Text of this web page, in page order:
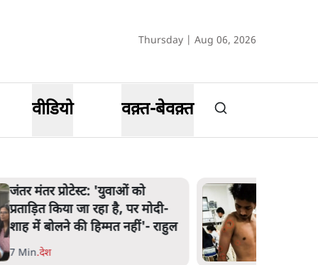
Thursday | Aug 06, 2026
वीडियो वक़्त-बेवक़्त
पेंटर प्रशांत की दर्दनाक दास्तान- जंतर
मंतर पर पैलेट गन से 5 नहीं, 6 लोग
घायल हुए
6 Min.देश